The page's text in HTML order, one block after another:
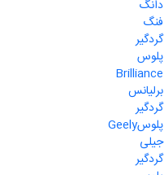
دانگ
فنگ
گردگیر
پلوس
Brilliance
برلیانس
گردگیر
پلوسGeely
جیلی
گردگیر